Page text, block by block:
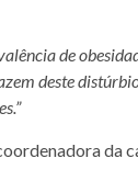
de
deste
da